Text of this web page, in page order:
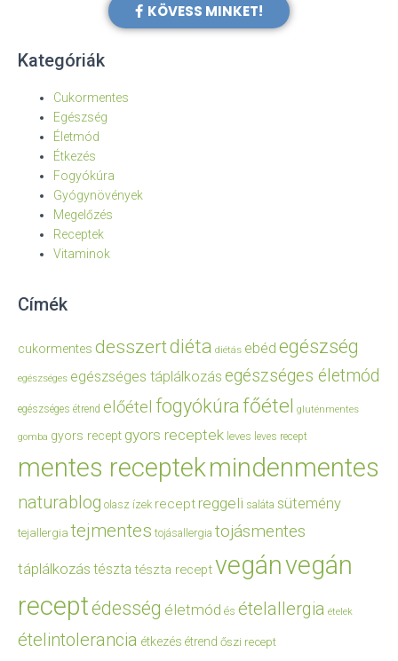
KÖVESS MINKET!
Kategóriák
Cukormentes
Egészség
Életmód
Étkezés
Fogyókúra
Gyógynövények
Megelőzés
Receptek
Vitaminok
Címék
cukormentes desszertdiéta diétás ebéd egészség
egészséges egészséges táplálkozás egészséges életmód
egészséges étrend előétel fogyókúrafőétel gluténmentes
gomba gyors recept gyors receptek leves leves recept
mentes receptekmindenmentes
naturablog olasz ízek recept reggeli saláta sütemény
tejallergia tejmentes tojásallergia tojásmentes
táplálkozás tészta tészta receptvegánvegán
receptédesség életmód és ételallergia ételek
ételintolerancia étkezés étrend őszi recept